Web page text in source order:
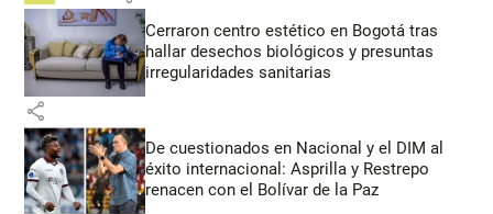
Cerraron centro estético en Bogotá tras
hallar desechos biológicos y presuntas
irregularidades sanitarias
share
De cuestionados en Nacional y el DIM al
éxito internacional: Asprilla y Restrepo
renacen con el Bolívar de la Paz